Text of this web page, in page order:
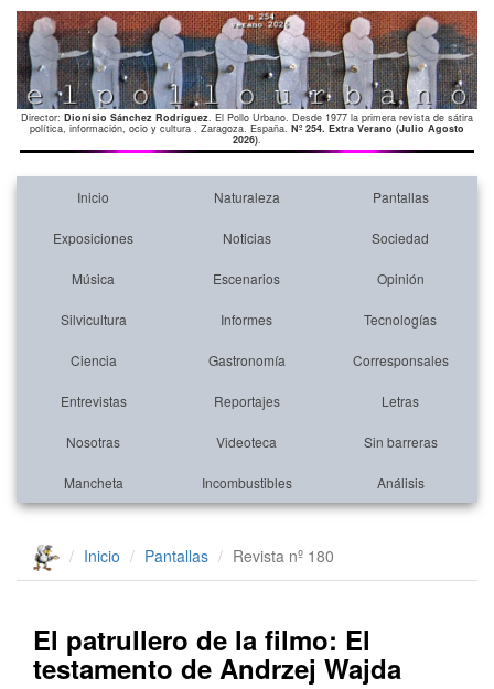
Director: Dionisio Sánchez Rodríguez. El Pollo Urbano. Desde 1977 la primera revista de sátira
política, información, ocio y cultura . Zaragoza. España. Nº 254. Extra Verano (Julio Agosto
2026).
Inicio Naturaleza Pantallas
Exposiciones Noticias Sociedad
Música Escenarios Opinión
Silvicultura Informes Tecnologías
Ciencia Gastronomía Corresponsales
Entrevistas Reportajes Letras
Nosotras Videoteca Sin barreras
Mancheta Incombustibles Análisis
Inicio Pantallas Revista nº 180
El patrullero de la filmo: El
testamento de Andrzej Wajda